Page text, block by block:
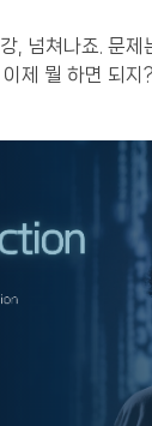
, 넘쳐나죠. 문제
제 뭘 하면 되지
각자 자기 업무의
에서 직접 만들어